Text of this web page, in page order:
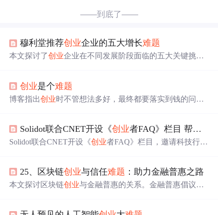
——到底了——
穆利堂推荐创业企业的五大增长难题
本文探讨了创业企业在不同发展阶段面临的五大关键挑
说，解决这些问题至关重要。
创业是个难题
博客指出创业时不管想法多好，最终都要落实到钱的问
Solidot联合CNET开设《创业者FAQ》栏目 帮助
Solidot联合CNET开设《创业者FAQ》栏目，邀请科技行业
25、区块链创业与信任难题 ：助力金融普惠之路
本文探讨区块链创业与金融普惠的关系。金融普惠倡议面